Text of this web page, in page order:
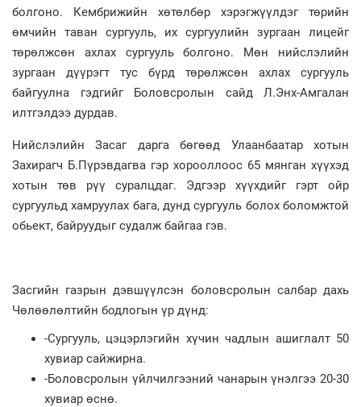
болгоно. Кембрижийн хөтөлбөр хэрэгжүүлдэг төрийн
өмчийн таван сургууль, их сургуулийн зургаан лицейг
төрөлжсөн ахлах сургууль болгоно. Мөн нийслэлийн
зургаан дүүрэгт тус бүрд төрөлжсөн ахлах сургууль
байгуулна гэдгийг Боловсролын сайд Л.Энх-Амгалан
илтгэлдээ дурдав.
Нийслэлийн Засаг дарга бөгөөд Улаанбаатар хотын
Захирагч Б.Пүрэвдагва гэр хорооллоос 65 мянган хүүхэд
хотын төв рүү суралцдаг. Эдгээр хүүхдийг гэрт ойр
сургуульд хамруулах бага, дунд сургууль болох боломжтой
обьект, байруудыг судалж байгаа гэв.
Засгийн газрын дэвшүүлсэн боловсролын салбар дахь
Чөлөөлөлтийн бодлогын үр дүнд:
-Сургууль, цэцэрлэгийн хүчин чадлын ашиглалт 50
хувиар сайжирна.
-Боловсролын үйлчилгээний чанарын үнэлгээ 20-30
хувиар өснө.